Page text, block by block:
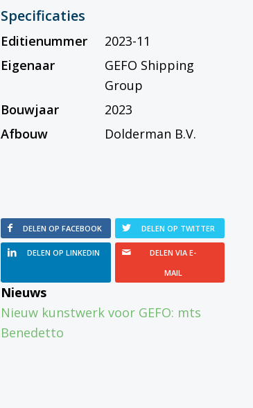
Specificaties
Editienummer
2023-11
Eigenaar
GEFO Shipping
Group
Bouwjaar
2023
Afbouw
Dolderman B.V.
DELEN OP FACEBOOK DELEN OP TWITTER
DELEN OP LINKEDIN
DELEN VIA E-
MAIL
Nieuws
Nieuw kunstwerk voor GEFO: mts
Benedetto